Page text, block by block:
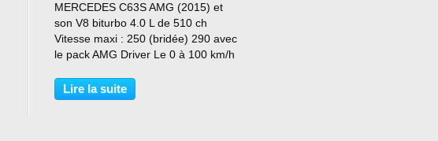
MERCEDES C63S AMG (2015) et
son V8 biturbo 4.0 L de 510 ch
Vitesse maxi : 250 (bridée) 290 avec
le pack AMG Driver Le 0 à 100 km/h
partir de 97 650 €
Lire la suite